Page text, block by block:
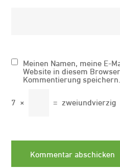
Meinen Namen, meine E-
Website in diesem
Kommentierung speichern.
7 × = zweiundvierzig